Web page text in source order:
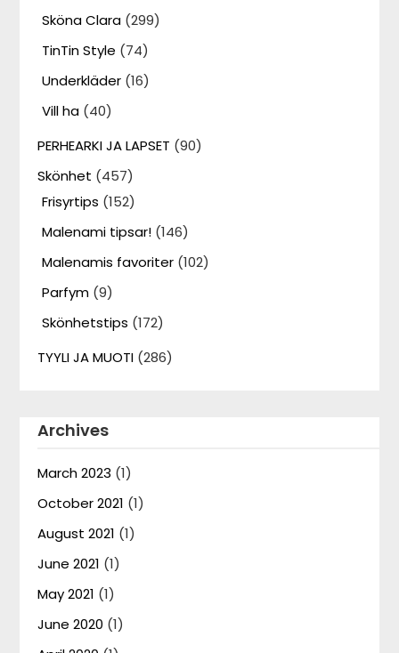
Sköna Clara (299)
TinTin Style (74)
Underkläder (16)
Vill ha (40)
PERHEARKI JA LAPSET (90)
Skönhet (457)
Frisyrtips (152)
Malenami tipsar! (146)
Malenamis favoriter (102)
Parfym (9)
Skönhetstips (172)
TYYLI JA MUOTI (286)
Archives
March 2023 (1)
October 2021 (1)
August 2021 (1)
June 2021 (1)
May 2021 (1)
June 2020 (1)